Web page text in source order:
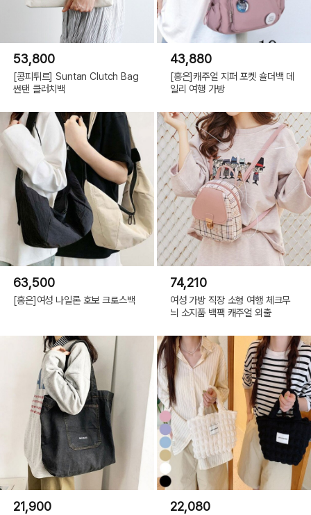
53,800
[콩피튀르] Suntan Clutch Bag
썬탠 클러치백
43,880
[홍은]캐주얼 지퍼 포켓 숄더백 데
일리 여행 가방
63,500
[홍은]여성 나일론 호보 크로스백
74,210
여성 가방 직장 소형 여행 체크무
늬 소지품 백팩 캐주얼 외출
21,900 22,080